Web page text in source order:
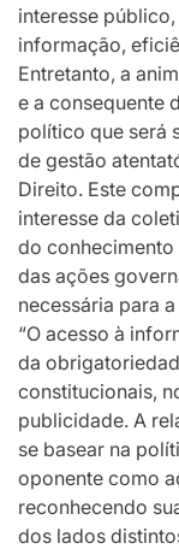
interesse
informação,
Entretanto, a
e a consequente
político que será
de gestão
Direito. Este
interesse da
do
das ações
necessária para
“O acesso à
da
constitucionais,
publicidade. A
se basear na
oponente como
reconhecendo
dos lados